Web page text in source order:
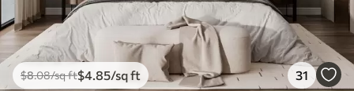
$8.08/sq ft$4 .85/sq ft 31